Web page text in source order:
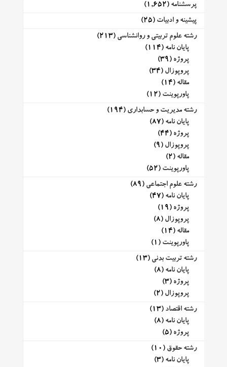
پرسشنامه (1,652)
پیشینه و ادبیات (25)
رشته علوم تربیتی و روانشناسی (213)
پایان نامه (114)
پروژه (39)
پروپوزال (34)
مقاله (14)
پاورپوینت (12)
رشته مدیریت و حسابداری (194)
پایان نامه (87)
پروژه (44)
پروپوزال (9)
مقاله (2)
پاورپوینت (52)
رشته علوم اجتماعی (89)
پایان نامه (47)
پروژه (19)
پروپوزال (8)
مقاله (14)
پاورپوینت (1)
رشته تربیت بدنی (13)
پایان نامه (8)
پروژه (3)
پروپوزال (2)
رشته اقتصاد (13)
پایان نامه (8)
پروژه (5)
رشته حقوق (10)
پایان نامه (3)